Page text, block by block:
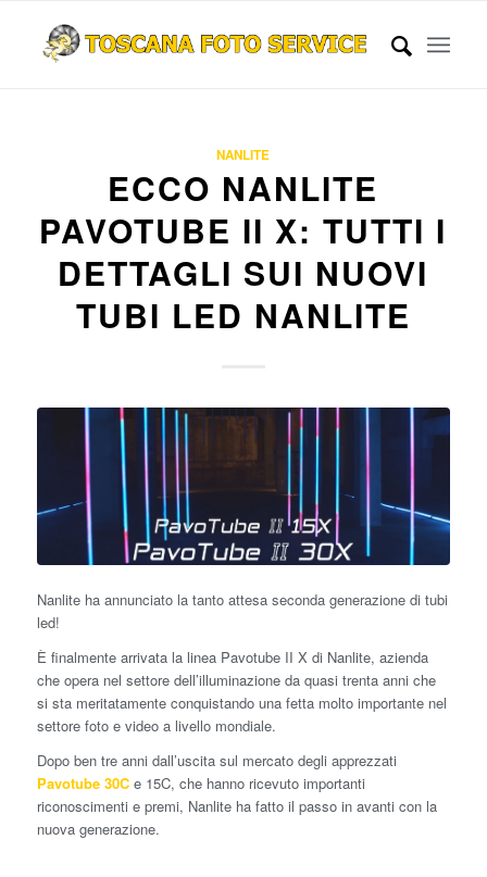
NANLITE
ECCO NANLITE
PAVOTUBE II X: TUTTI I
DETTAGLI SUI NUOVI
TUBI LED NANLITE
Nanlite ha annunciato la tanto attesa seconda generazione di tubi
led!
È finalmente arrivata la linea Pavotube II X di Nanlite, azienda
che opera nel settore dell’illuminazione da quasi trenta anni che
si sta meritatamente conquistando una fetta molto importante nel
settore foto e video a livello mondiale.
Dopo ben tre anni dall’uscita sul mercato degli apprezzati
Pavotube 30C e 15C, che hanno ricevuto importanti
riconoscimenti e premi, Nanlite ha fatto il passo in avanti con la
nuova generazione.